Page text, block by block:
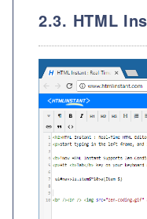
2.3. HTML